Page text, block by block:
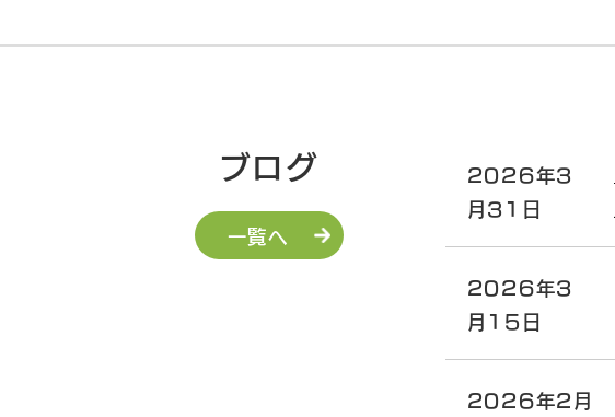
ブログ
一覧へ
2026年3
月31日
2026年3
月15日
2026年2月